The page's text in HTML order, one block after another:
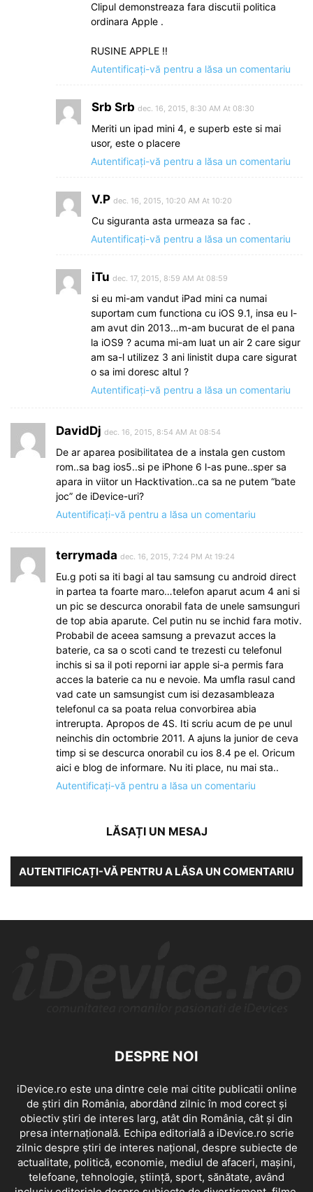
Clipul demonstreaza fara discutii politica
ordinara Apple .
RUSINE APPLE !!
Autentificați-vă pentru a lăsa un comentariu
Srb Srb dec. 16, 2015, 8:30 AM At 08:30
Meriti un ipad mini 4, e superb este si mai
usor, este o placere
Autentificați-vă pentru a lăsa un comentariu
V.P dec. 16, 2015, 10:20 AM At 10:20
Cu siguranta asta urmeaza sa fac .
Autentificați-vă pentru a lăsa un comentariu
iTu dec. 17, 2015, 8:59 AM At 08:59
si eu mi-am vandut iPad mini ca numai
suportam cum functiona cu iOS 9.1, insa eu l-
am avut din 2013…m-am bucurat de el pana
la iOS9 ? acuma mi-am luat un air 2 care sigur
am sa-l utilizez 3 ani linistit dupa care sigurat
o sa imi doresc altul ?
Autentificați-vă pentru a lăsa un comentariu
DavidDj dec. 16, 2015, 8:54 AM At 08:54
De ar aparea posibilitatea de a instala gen custom
rom..sa bag ios5..si pe iPhone 6 l-as pune..sper sa
apara in viitor un Hacktivation..ca sa ne putem “bate
joc” de iDevice-uri?
Autentificați-vă pentru a lăsa un comentariu
terrymada dec. 16, 2015, 7:24 PM At 19:24
Eu.g poti sa iti bagi al tau samsung cu android direct
in partea ta foarte maro…telefon aparut acum 4 ani si
un pic se descurca onorabil fata de unele samsunguri
de top abia aparute. Cel putin nu se inchid fara motiv.
Probabil de aceea samsung a prevazut acces la
baterie, ca sa o scoti cand te trezesti cu telefonul
inchis si sa il poti reporni iar apple si-a permis fara
acces la baterie ca nu e nevoie. Ma umfla rasul cand
vad cate un samsungist cum isi dezasambleaza
telefonul ca sa poata relua convorbirea abia
intrerupta. Apropos de 4S. Iti scriu acum de pe unul
neinchis din octombrie 2011. A ajuns la junior de ceva
timp si se descurca onorabil cu ios 8.4 pe el. Oricum
aici e blog de informare. Nu iti place, nu mai sta..
Autentificați-vă pentru a lăsa un comentariu
LĂSAȚI UN MESAJ
AUTENTIFICAȚI-VĂ PENTRU A LĂSA UN COMENTARIU
DESPRE NOI
iDevice.ro este una dintre cele mai citite publicatii online
de știri din România, abordând zilnic în mod corect și
obiectiv știri de interes larg, atât din România, cât și din
presa internațională. Echipa editorială a iDevice.ro scrie
zilnic despre știri de interes național, despre subiecte de
actualitate, politică, economie, mediul de afaceri, mașini,
telefoane, tehnologie, știință, sport, sănătate, având